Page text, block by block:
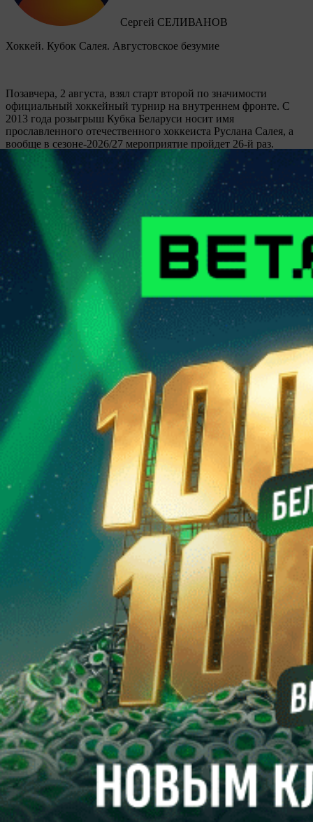
Сергей СЕЛИВАНОВ
Хоккей. Кубок Салея. Августовское безумие
Позавчера, 2 августа, взял старт второй по значимости
официальный хоккейный турнир на внутреннем фронте. C
2013 года розыгрыш Кубка Беларуси носит имя
прославленного отечественного хоккеиста Руслана Салея, а
вообще в сезоне-2026/27 мероприятие пройдет 26-й раз.
Защищать звание победителя будет столичная “Юность”, а
всего обладателями почетного трофея в разное время
становились семь ледовых дружин, причем четыре из них
представляют периферию.
Купить подписку
Матч-центр
Газета
Контакты
Обратная связь
ООО "Прессбол-91", УНП 191094987, Республика Беларусь, г.
Минск, пр. Победителей, 20/3-221. Газета зарегистрирована
Министерством информации Республики Беларусь и внесена
в Государственный реестр СМИ за №540. © 2002-2021
Разработка сайта ITPOFIT
Вход
Использовать форму
Забыли пароль?
Войти
Регистрация
Регистрация
Использовать форму для регистрации Использовать форму
Я принимаю условия пользовательского соглашения
и
согласен на обработку персональных данных согласно
политике конфиденциальности
Создать аккаунт
восстановление пароля
Вам будет отправлена ссылка для восстановления доступа
Отправить